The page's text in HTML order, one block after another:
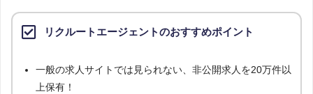
リクルートエージェントのおすすめポイント
一般の求人サイトでは見られない、非公開求人を20万件以
上保有！